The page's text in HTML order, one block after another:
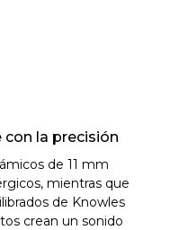
la precisión
de 11 mm
mientras que
de Knowles
crean un sonido